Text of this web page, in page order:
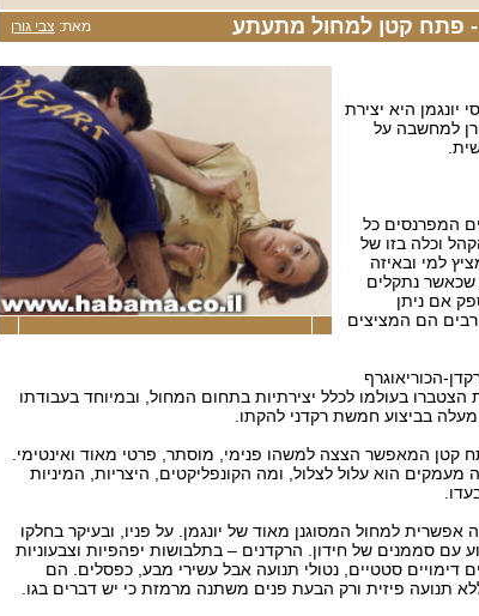
מאת: צבי גורן - פתח קטן למחול מתעתע
יונגמן היא יצירת
למחשבה על
המפרנסים כל
וכלה בזו של
למי ובאיזה
נתקלים
אם ניתן
רבים הם המציצים
הכוריאוגרף
הצטברו בעולמו לכלל יצירתיות בתחום המחול, ובמיוחד בעבודתו
בביצוע חמשת רקדני להקתו.
קטן המאפשר הצצה למשהו פנימי, מוסתר, פרטי מאוד ואינטימי.
מעמקים הוא עלול לצלול, ומה הקונפליקטים, היצריות, המיניות
למחול המסוגנן מאוד של יונגמן. על פניו, ובעיקר בחלקו
עם סממנים של חידון. הרקדנים – בתלבושות יפהפיות וצבעוניות
דימויים סטטיים, נטולי תנועה אבל עשירי מבע, כפסלים. הם
תנועה פיזית ורק הבעת פנים משתנה מרמזת כי יש דברים בגו.